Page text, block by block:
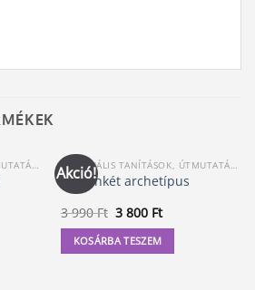
Akció!
A tizenkét archetípus
3 990Ft Original
price
was:
3
990 Ft.
3 800 FtCurrent
price
is:
3
800 Ft.
KOSÁRBA TESZEM